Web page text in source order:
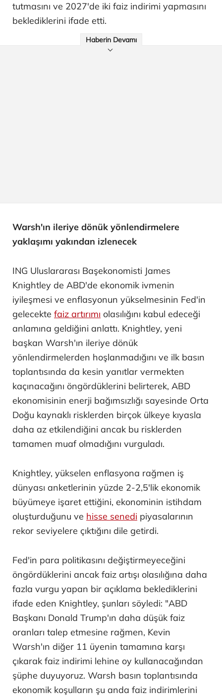
tutmasını ve 2027'de iki faiz indirimi yapmasını
beklediklerini ifade etti.
Haberin Devamı
Warsh'ın ileriye dönük yönlendirmelere
yaklaşımı yakından izlenecek
ING Uluslararası Başekonomisti James
Knightley de ABD'de ekonomik ivmenin
iyileşmesi ve enflasyonun yükselmesinin Fed'in
gelecekte faiz artırımı olasılığını kabul edeceği
anlamına geldiğini anlattı. Knightley, yeni
başkan Warsh'ın ileriye dönük
yönlendirmelerden hoşlanmadığını ve ilk basın
toplantısında da kesin yanıtlar vermekten
kaçınacağını öngördüklerini belirterek, ABD
ekonomisinin enerji bağımsızlığı sayesinde Orta
Doğu kaynaklı risklerden birçok ülkeye kıyasla
daha az etkilendiğini ancak bu risklerden
tamamen muaf olmadığını vurguladı.
Knightley, yükselen enflasyona rağmen iş
dünyası anketlerinin yüzde 2-2,5'lik ekonomik
büyümeye işaret ettiğini, ekonominin istihdam
oluşturduğunu ve hisse senedi piyasalarının
rekor seviyelere çıktığını dile getirdi.
Fed'in para politikasını değiştirmeyeceğini
öngördüklerini ancak faiz artışı olasılığına daha
fazla vurgu yapan bir açıklama beklediklerini
ifade eden Knightley, şunları söyledi: "ABD
Başkanı Donald Trump'ın daha düşük faiz
oranları talep etmesine rağmen, Kevin
Warsh'ın diğer 11 üyenin tamamına karşı
çıkarak faiz indirimi lehine oy kullanacağından
şüphe duyuyoruz. Warsh basın toplantısında
ekonomik koşulların şu anda faiz indirimlerini